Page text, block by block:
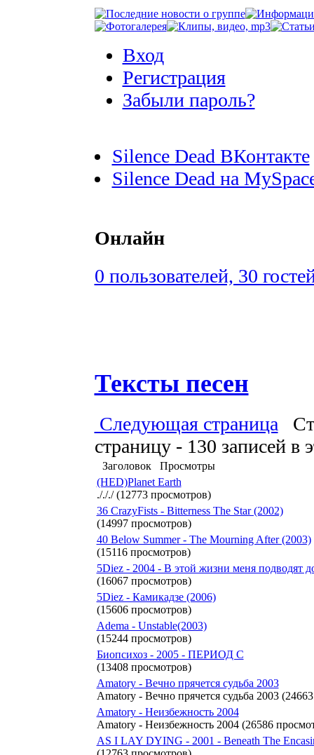
Вход
Регистрация
Забыли пароль?
Silence Dead ВКонтакте
Silence Dead на
Онлайн
0 пользователей, 30
Тексты песен
Следующая страница
страницу - 130 записей в
Заголовок
Просмотры
(HED)Planet Earth
./././ (12773 просмотров)
36 CrazyFists - Bitterness The Star (2002)
(14997 просмотров)
40 Below Summer - The Mourning After (2003)
(15116 просмотров)
5Diez - 2004 - В этой жизни меня подводят
(16067 просмотров)
5Diez - Камикадзе (2006)
(15606 просмотров)
Adema - Unstable(2003)
(15244 просмотров)
Биопсихоз - 2005 - ПЕРИОД С
(13408 просмотров)
Amatory - Вечно прячется судьба 2003
Amatory - Вечно прячется судьба 2003
Amatory - Неизбежность 2004
Amatory - Неизбежность 2004 (26586
AS I LAY DYING - 2001 - Beneath The